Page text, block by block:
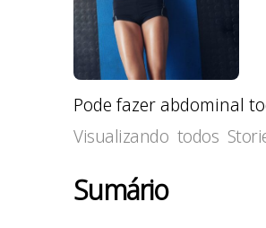
Pode fazer abdominal
Visualizando todos
Sumário